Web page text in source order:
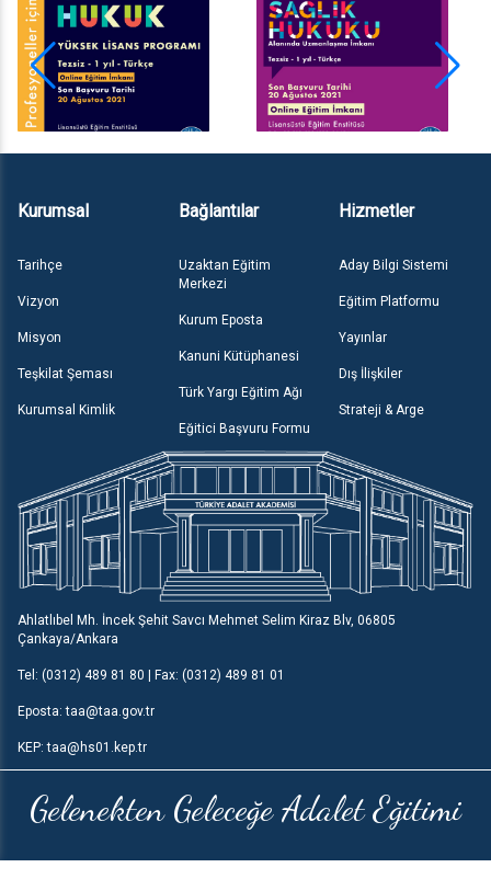
Kurumsal
Tarihçe
Vizyon
Misyon
Teşkilat Şeması
Kurumsal Kimlik
Bağlantılar
Uzaktan Eğitim
Merkezi
Kurum Eposta
Kanuni Kütüphanesi
Türk Yargı Eğitim Ağı
Eğitici Başvuru Formu
Hizmetler
Aday Bilgi Sistemi
Eğitim Platformu
Yayınlar
Dış İlişkiler
Strateji & Arge
Ahlatlıbel Mh. İncek Şehit Savcı Mehmet Selim Kiraz Blv, 06805
Çankaya/Ankara
Tel: (0312) 489 81 80 | Fax: (0312) 489 81 01
Eposta: taa@taa.gov.tr
KEP: taa@hs01.kep.tr
Gelenekten Geleceğe Adalet Eğitimi